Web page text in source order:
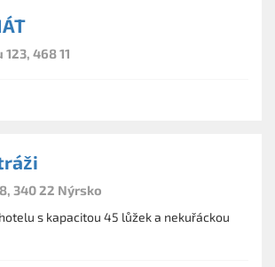
468 11
340 22 Nýrsko
s kapacitou 45 lůžek a nekuřáckou